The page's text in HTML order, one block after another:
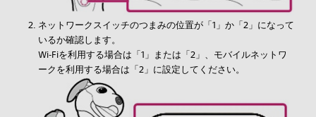
ネットワークスイッチのつまみの位置が「1」か「2」になって
いるか確認します。
Wi‑Fiを利用する場合は「1」または「2」、モバイルネットワ
ークを利用する場合は「2」に設定してください。